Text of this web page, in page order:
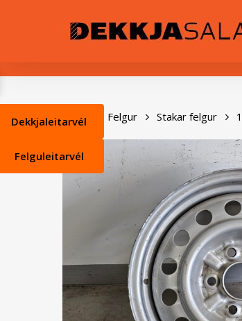
Heim Felgur Stakar felgur
Dekkjaleitarvél
Felguleitarvél